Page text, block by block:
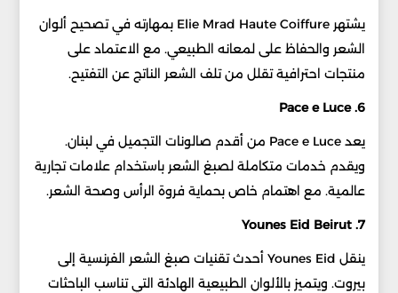
يشتهر Elie Mrad Haute Coiffure بمهارته في تصحيح ألوان
الشعر والحفاظ على لمعانه الطبيعي. مع الاعتماد على
منتجات احترافية تقلل من تلف الشعر الناتج عن التفتيح.
6. Pace e Luce
يعد Pace e Luce من أقدم صالونات التجميل في لبنان.
ويقدم خدمات متكاملة لصبغ الشعر باستخدام علامات تجارية
عالمية. مع اهتمام خاص بحماية فروة الرأس وصحة الشعر.
7. Younes Eid Beirut
ينقل Younes Eid أحدث تقنيات صبغ الشعر الفرنسية إلى
بيروت. ويتميز بالألوان الطبيعية الهادئة التي تناسب الباحثات